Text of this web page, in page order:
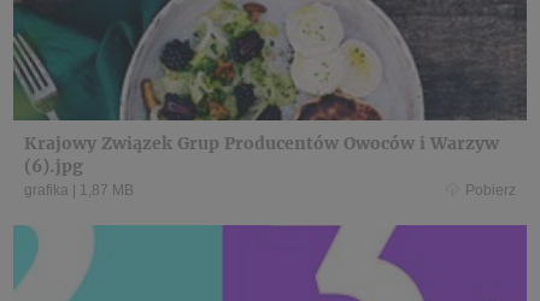
Krajowy Związek Grup Producentów Owoców i Warzyw
(6).jpg
grafika 1,87 MB Pobierz